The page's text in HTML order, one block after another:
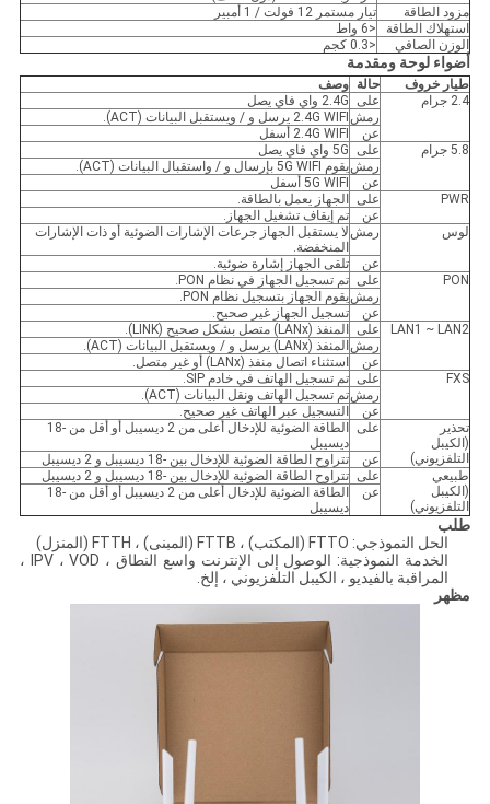
مزود الطاقة
تيار مستمر 12 فولت / 1 أمبير
استهلاك الطاقة
<6 واط
الوزن الصافي
<0.3 كجم
أضواء لوحة ومقدمة
طيار خروف حالة وصف
2.4 جرام
على 2.4G واي فاي يصل
رمش 2.4G WIFI يرسل و / ويستقبل البيانات (ACT).
عن
2.4G WIFI أسفل
5.8 جرام
على 5G واي فاي يصل
رمشيقوم 5G WIFI بإرسال و / واستقبال البيانات (ACT).
عن
5G WIFI أسفل
PWR
على
الجهاز يعمل بالطاقة.
عن
تم إيقاف تشغيل الجهاز.
لوس
رمش لا يستقبل الجهاز جرعات الإشارات الضوئية أو ذات الإشارات
المنخفضة.
عن
تلقى الجهاز إشارة ضوئية.
PON
على تم تسجيل الجهاز في نظام PON.
رمشيقوم الجهاز بتسجيل نظام PON.
عن
تسجيل الجهاز غير صحيح.
LAN1 ~ LAN2
على
المنفذ (LANx) متصل بشكل صحيح (LINK).
رمش المنفذ (LANx) يرسل و / ويستقبل البيانات (ACT).
عن
استثناء اتصال منفذ (LANx) أو غير متصل.
FXS
على تم تسجيل الهاتف في خادم SIP.
رمشتم تسجيل الهاتف ونقل البيانات (ACT).
عن
التسجيل عبر الهاتف غير صحيح.
تحذير
(الكيبل
التلفزيوني)
على
الطاقة الضوئية للإدخال أعلى من 2 ديسيبل أو أقل من -18
ديسيبل
عن
تتراوح الطاقة الضوئية للإدخال بين -18 ديسيبل و 2 ديسيبل
طبيعي
(الكيبل
التلفزيوني)
على تتراوح الطاقة الضوئية للإدخال بين -18 ديسيبل و 2 ديسيبل
عن
الطاقة الضوئية للإدخال أعلى من 2 ديسيبل أو أقل من -18
ديسيبل
طلب
الحل النموذجي: FTTO (المكتب) ، FTTB (المبنى) ، FTTH (المنزل)
الخدمة النموذجية: الوصول إلى الإنترنت واسع النطاق ، IPV ، VOD ،
المراقبة بالفيديو ، الكيبل التلفزيوني ، إلخ.
مظهر